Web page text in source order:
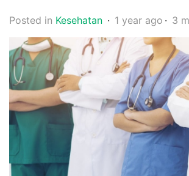
Posted in Kesehatan 1 year ago 3